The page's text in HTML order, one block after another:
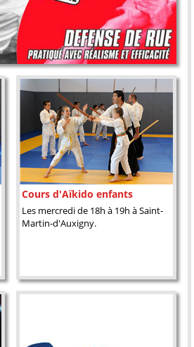
Cours d'Aïkido enfants
Les mercredi de 18h à 19h à Saint-
Martin-d'Auxigny.